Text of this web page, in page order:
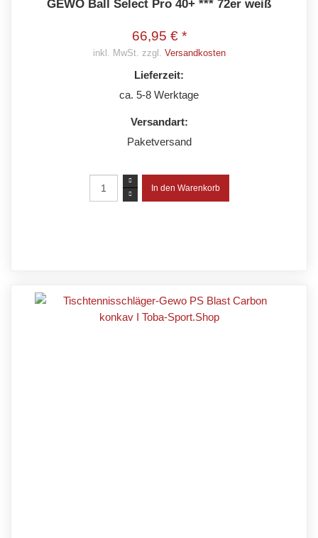
GEWO Ball Select Pro 40+ *** 72er weiß
66,95 € *
inkl. MwSt. zzgl. Versandkosten
Lieferzeit:
ca. 5-8 Werktage
Versandart:
Paketversand